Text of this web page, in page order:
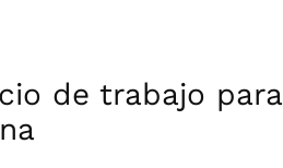
de trabajo para